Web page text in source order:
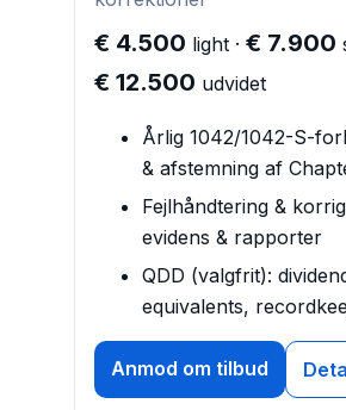
€ 4.500 light · € 7.900
€ 12.500 udvidet
Årlig 1042/1042-S-
& afstemning af
Fejlhåndtering &
evidens & rapporter
QDD (valgfrit):
equivalents,
Anmod om tilbud